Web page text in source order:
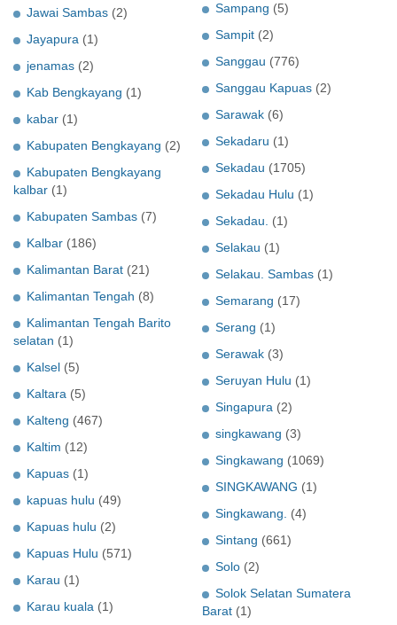
Jawai Sambas (2)
Jayapura (1)
jenamas (2)
Kab Bengkayang (1)
kabar (1)
Kabupaten Bengkayang (2)
Kabupaten Bengkayang
kalbar (1)
Kabupaten Sambas (7)
Kalbar (186)
Kalimantan Barat (21)
Kalimantan Tengah (8)
Kalimantan Tengah Barito
selatan (1)
Kalsel (5)
Kaltara (5)
Kalteng (467)
Kaltim (12)
Kapuas (1)
kapuas hulu (49)
Kapuas hulu (2)
Kapuas Hulu (571)
Karau (1)
Karau kuala (1)
Sampang (5)
Sampit (2)
Sanggau (776)
Sanggau Kapuas (2)
Sarawak (6)
Sekadaru (1)
Sekadau (1705)
Sekadau Hulu (1)
Sekadau. (1)
Selakau (1)
Selakau. Sambas (1)
Semarang (17)
Serang (1)
Serawak (3)
Seruyan Hulu (1)
Singapura (2)
singkawang (3)
Singkawang (1069)
SINGKAWANG (1)
Singkawang. (4)
Sintang (661)
Solo (2)
Solok Selatan Sumatera
Barat (1)